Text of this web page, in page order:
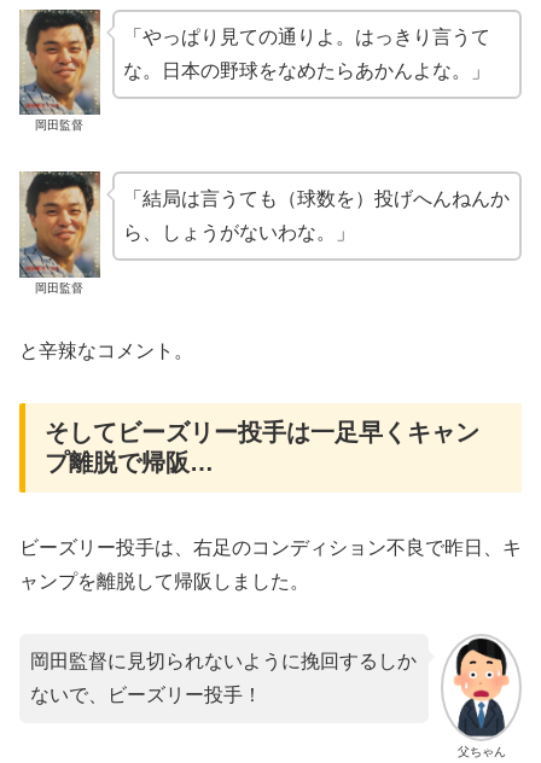
岡田監督
「やっぱり見ての通りよ。はっきり言うて
な。日本の野球をなめたらあかんよな。」
岡田監督
「結局は言うても（球数を）投げへんねんか
ら、しょうがないわな。」
と辛辣なコメント。
そしてビーズリー投手は一足早くキャン
プ離脱で帰阪…
ビーズリー投手は、右足のコンディション不良で昨日、キ
ャンプを離脱して帰阪しました。
父ちゃん
岡田監督に見切られないように挽回するしか
ないで、ビーズリー投手！